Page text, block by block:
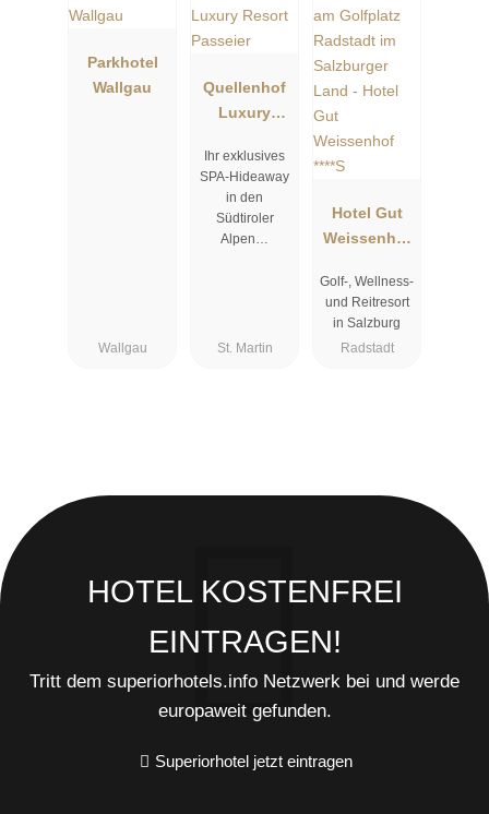
Parkhotel
Wallgau
Wallgau
Quellenhof
Luxury
Passeier
Ihr exklusives
SPA-Hideaway
in den
Südtiroler
Alpen…
St. Martin
Hotel Gut
Weissenhof
Golf-, Wellness-
und Reitresort
in Salzburg
Radstadt
HOTEL KOSTENFREI
EINTRAGEN!
Tritt dem superiorhotels.info Netzwerk bei und werde
europaweit gefunden.
Superiorhotel jetzt eintragen